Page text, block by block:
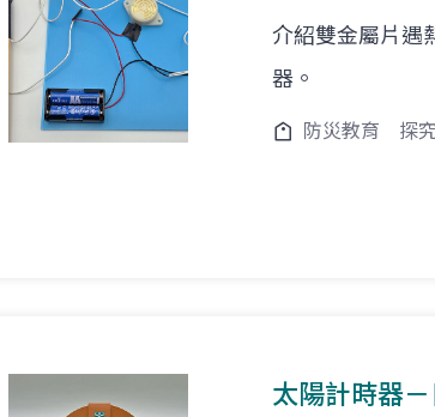
介紹雙金屬片遇
器。
防災教育 探
太陽計時器